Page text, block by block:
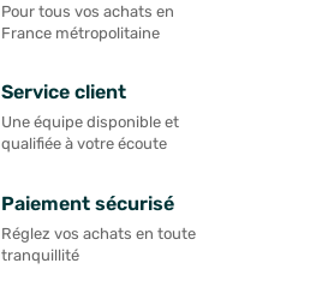
Pour tous vos achats en
France métropolitaine
Service client
Une équipe disponible et
qualifiée à votre écoute
Paiement sécurisé
Réglez vos achats en toute
tranquillité